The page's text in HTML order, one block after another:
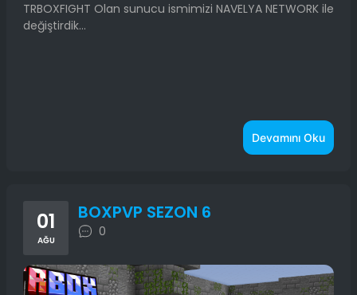
TRBOXFIGHT Olan sunucu ismimizi NAVELYA NETWORK ile
değiştirdik...
Devamını Oku
01
AĞU
BOXPVP SEZON 6
0